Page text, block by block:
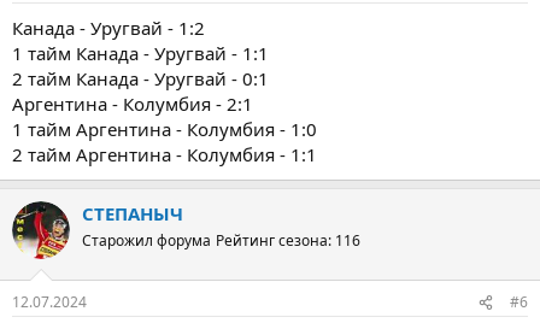
Канада - Уругвай - 1:2
1 тайм Канада - Уругвай - 1:1
2 тайм Канада - Уругвай - 0:1
Аргентина - Колумбия - 2:1
1 тайм Аргентина - Колумбия - 1:0
2 тайм Аргентина - Колумбия - 1:1
СТЕПАНЫЧ
Старожил форума Рейтинг сезона: 116
12.07.2024 #6